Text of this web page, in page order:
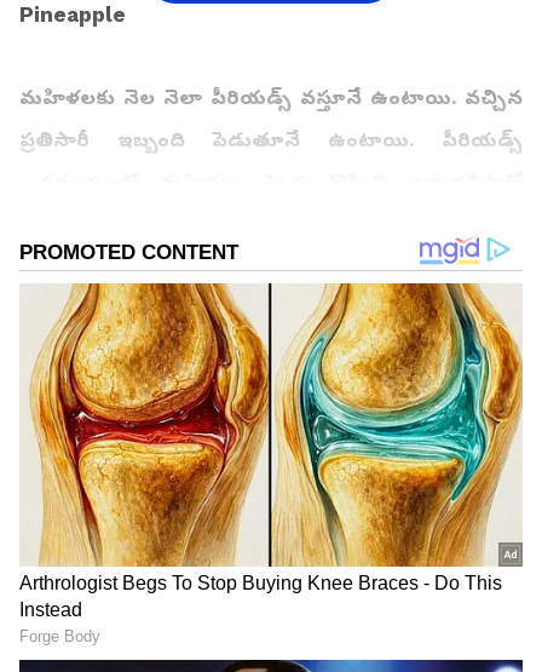
Pineapple
మహిళలకు నెల నెలా పీరియడ్స్ వస్తూనే ఉంటాయి. వచ్చిన
ప్రతిసారీ ఇబ్బంది పెడుతూనే ఉంటాయి. పీరియడ్స్
వెన్ను నొప్పి బాధపెడతాయి. వీటికి తోడు.. అలసట, వికారం
కూడా తోడు అవుతాయి. అందుకే.. పీరియడ్స్ టైమ్
దగ్గరపడుతున్న కొద్దీ ఒక టెన్షన్ గా ఫీలౌతారు.ఈ నొప్పి
నుంచి భయటపడటానికి మార్కెట్లో దొరికే పెయిన్ కిల్లర్స్
ఏవేవో వాడుతూ ఉంటారు. లేదంటే.. హాట్ ప్యాక్స్ పొట్టమీద
పెట్టుకోవడం, ఆ రోజంతా విశ్రాంతి తీసుకోవడం లాంటివి
చేస్తసారు.
కానీ.. మనం ఆ పీరియడ్ నొప్పిని.. ఈజీగా తగ్గించవచ్చు.